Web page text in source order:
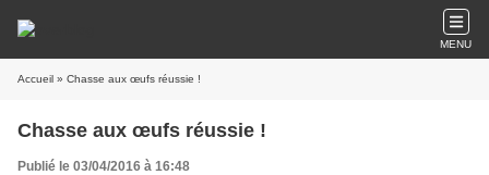
MENU
Accueil » Chasse aux œufs réussie !
Chasse aux œufs réussie !
Publié le 03/04/2016 à 16:48